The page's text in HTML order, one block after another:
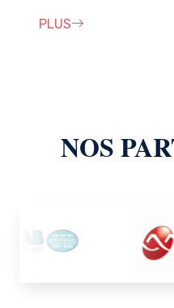
PLUS
NOS